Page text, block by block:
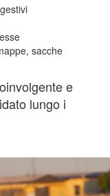
sacche
e
lungo i